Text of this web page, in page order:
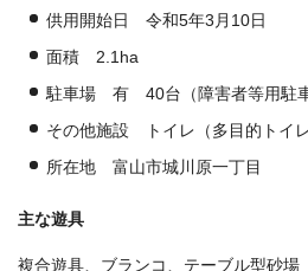
供用開始日 令和5年3月10日
面積 2.1ha
駐車場 有 40台（障害者等用駐車
その他施設 トイレ（多目的トイ
所在地 富山市城川原一丁目
主な遊具
複合遊具、ブランコ、テーブル型砂場